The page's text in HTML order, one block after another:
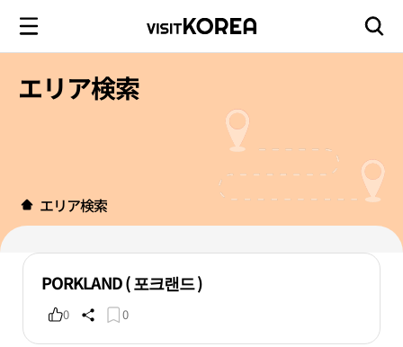
エリア検索
エリア検索
PORKLAND ( 포크랜드 )
0 0